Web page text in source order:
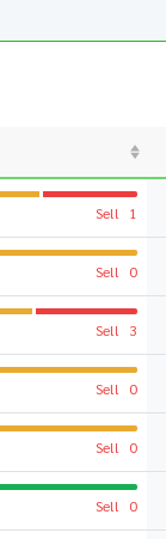
Sell 1
Sell 0
Sell 3
Sell 0
Sell 0
Sell 0